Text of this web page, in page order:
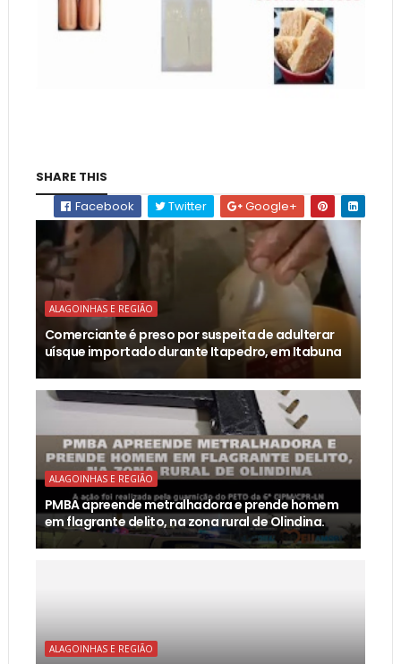
SHARE THIS
Facebook
Twitter Google+
ALAGOINHAS E REGIÃO
Comerciante é preso por suspeita de adulterar
uísque importado durante Itapedro, em Itabuna
ALAGOINHAS E REGIÃO
PMBA apreende metralhadora e prende homem
em flagrante delito, na zona rural de Olindina.
ALAGOINHAS E REGIÃO